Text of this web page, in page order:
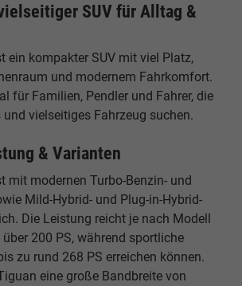
SUV für Alltag &
ein kompakter SUV mit viel Platz,
und modernem Fahrkomfort.
für Familien, Pendler und Fahrer, die
vielseitiges Fahrzeug suchen.
& Varianten
mit modernen Turbo-Benzin- und
Mild-Hybrid- und Plug-in-Hybrid-
Die Leistung reicht je nach Modell
200 PS, während sportliche
zu rund 268 PS erreichen können.
eine große Bandbreite von